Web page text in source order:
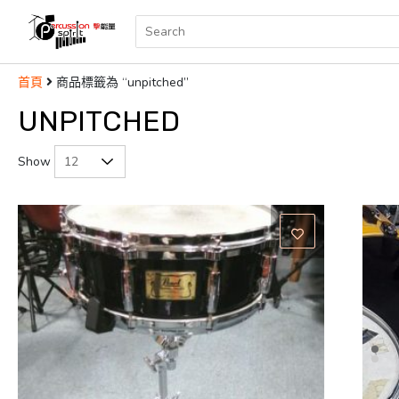
首頁 商品標籤為 “unpitched”
UNPITCHED
Show